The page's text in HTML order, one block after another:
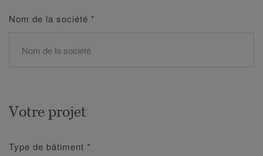
Nom de la société *
Votre projet
Type de bâtiment *